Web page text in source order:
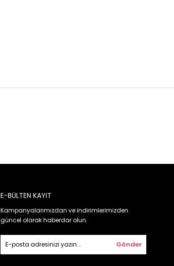
E-BÜLTEN KAYIT
Kampanyalarımızdan ve indirimlerimizden
güncel olarak haberdar olun.
Gönder